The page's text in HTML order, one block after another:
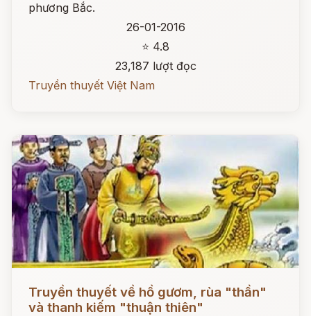
phương Bắc.
26-01-2016
⭐ 4.8
23,187 lượt đọc
Truyền thuyết Việt Nam
Đọc ngay
Truyền thuyết về hồ gươm, rùa "thần"
và thanh kiếm "thuận thiên"